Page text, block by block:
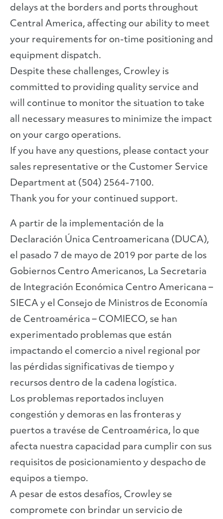
delays at the borders and ports throughout
Central America, affecting our ability to meet
your requirements for on-time positioning and
equipment dispatch.
Despite these challenges, Crowley is
committed to providing quality service and
will continue to monitor the situation to take
all necessary measures to minimize the impact
on your cargo operations.
If you have any questions, please contact your
sales representative or the Customer Service
Department at (504) 2564-7100.
Thank you for your continued support.
A partir de la implementación de la
Declaración Única Centroamericana (DUCA),
el pasado 7 de mayo de 2019 por parte de los
Gobiernos Centro Americanos, La Secretaria
de Integración Económica Centro Americana –
SIECA y el Consejo de Ministros de Economía
de Centroamérica – COMIECO, se han
experimentado problemas que están
impactando el comercio a nivel regional por
las pérdidas significativas de tiempo y
recursos dentro de la cadena logística.
Los problemas reportados incluyen
congestión y demoras en las fronteras y
puertos a travése de Centroamérica, lo que
afecta nuestra capacidad para cumplir con sus
requisitos de posicionamiento y despacho de
equipos a tiempo.
A pesar de estos desafíos, Crowley se
compromete con brindar un servicio de